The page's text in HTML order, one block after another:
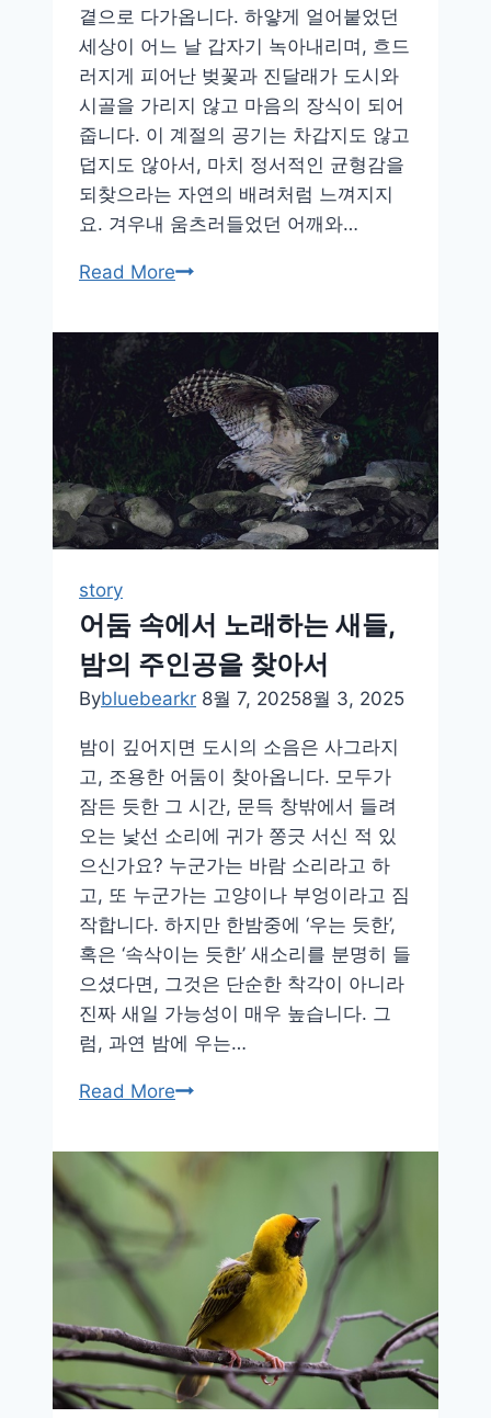
곁으로 다가옵니다. 하얗게 얼어붙었던
세상이 어느 날 갑자기 녹아내리며, 흐드
러지게 피어난 벚꽃과 진달래가 도시와
시골을 가리지 않고 마음의 장식이 되어
줍니다. 이 계절의 공기는 차갑지도 않고
덥지도 않아서, 마치 정서적인 균형감을
되찾으라는 자연의 배려처럼 느껴지지
요. 겨우내 움츠러들었던 어깨와…
Read More사
절
감
정
스
며
드
간,
한
국
연
의
위
로
법
story
어둠 속에서 노래하는 새들,
밤의 주인공을 찾아서
Bybluebearkr 8월 7, 20258월 3, 2025
밤이 깊어지면 도시의 소음은 사그라지
고, 조용한 어둠이 찾아옵니다. 모두가
잠든 듯한 그 시간, 문득 창밖에서 들려
오는 낯선 소리에 귀가 쫑긋 서신 적 있
으신가요? 누군가는 바람 소리라고 하
고, 또 누군가는 고양이나 부엉이라고 짐
작합니다. 하지만 한밤중에 ‘우는 듯한’,
혹은 ‘속삭이는 듯한’ 새소리를 분명히 들
으셨다면, 그것은 단순한 착각이 아니라
진짜 새일 가능성이 매우 높습니다. 그
럼, 과연 밤에 우는…
Read More어
속
에
는
새
들,